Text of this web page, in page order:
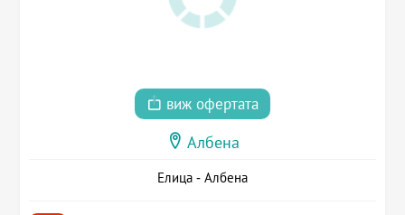
виж офертата
Албена
Елица - Албена